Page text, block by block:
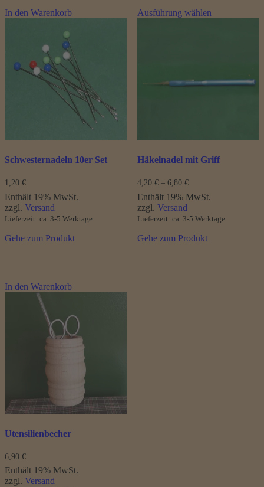
In den Warenkorb
Schwesternadeln 10er Set
1,20 €
Enthält 19% MwSt.
zzgl. Versand
Lieferzeit: ca. 3-5 Werktage
Gehe zum Produkt
Ausführung wählenProdukt
können
werden
Häkelnadel mit Griff
4,20 € – 6,80 €Preisspanne:
bis
Enthält 19% MwSt.
zzgl. Versand
Lieferzeit: ca. 3-5 Werktage
Gehe zum Produkt
In den Warenkorb
Utensilienbecher
6,90 €
Enthält 19% MwSt.
zzgl. Versand